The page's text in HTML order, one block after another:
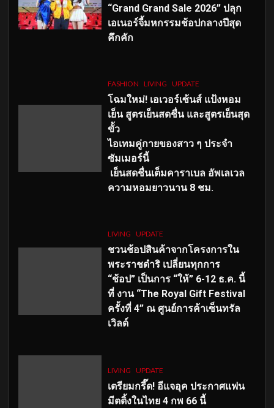
“Grand Grand Sale 2026” ปลุก
เอเนอร์จี้มหกรรมช้อปกลางปีสุด
คึกคัก
FASHION LIVING UPDATE
โฉมใหม่! เอเวอร์เซ้นส์ แป้งหอม
เย็น สูตรเย็นสดชื่น และสูตรเย็นสุด
ขั้ว
ไอเทมคู่กายของสาว ๆ ประจำ
ซัมเมอร์นี้
เย็นสดชื่นเต็มคาราเบล อัพเลเวล
ความหอมยาวนาน 8 ชม.
LIVING UPDATE
ชวนช้อปสินค้าจากโครงการใน
พระราชดำริ เปลี่ยนทุกการ
“ช้อป” เป็นการ “ให้” 6-12 ธ.ค. นี้
ที่ งาน “The Royal Gift Festival
ครั้งที่ 4” ณ ศูนย์การค้าเซ็นทรัล
เวิลด์
LIVING UPDATE
เตรียมกรี๊ด! อีแจอุค ประกาศแฟน
มีตติ้งในไทย 4 กพ 66 นี้